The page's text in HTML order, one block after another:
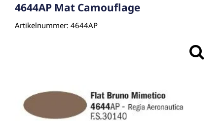
4644AP Mat Camouflage
Artikelnummer: 4644AP